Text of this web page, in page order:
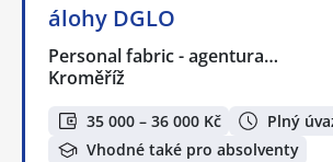
álohy DGLO
Personal fabric - agentura…
Kroměříž
35 000 – 36 000 Kč
Plný
Vhodné také pro absolventy